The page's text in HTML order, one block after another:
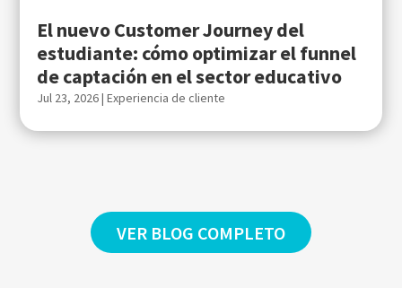
El nuevo Customer Journey del
estudiante: cómo optimizar el funnel
de captación en el sector educativo
Jul 23, 2026|Experiencia de cliente
VER BLOG COMPLETO